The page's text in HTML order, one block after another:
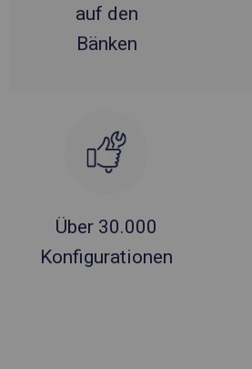
auf den
Bänken
Über 30.000
Konfigurationen